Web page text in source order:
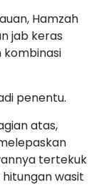
Hamzah
jab keras
kombinasi
penentu.
atas,
tertekuk
wasit